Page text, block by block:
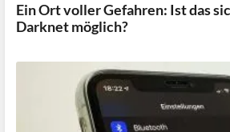
Ein Ort voller Gefahren: Ist das
Darknet möglich?